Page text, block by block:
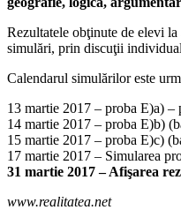
Rezultatele obţinute de elevi
simulări, prin discuţii
Calendarul simulărilor este
13 martie 2017 – proba E)a) –
14 martie 2017 – proba E)b)
15 martie 2017 – proba E)c)
17 martie 2017 – Simularea
31 martie 2017 – Afişarea
www.realitatea.net